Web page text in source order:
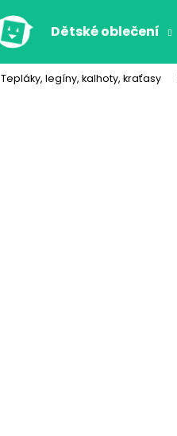
Dětské oblečení
Tepláky, legíny, kalhoty, kraťasy